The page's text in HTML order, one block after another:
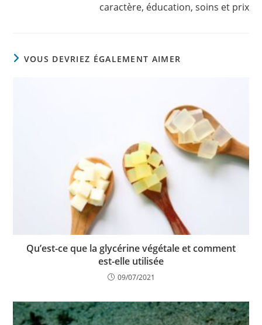
caractère, éducation, soins et prix
VOUS DEVRIEZ ÉGALEMENT AIMER
Qu’est-ce que la glycérine végétale et comment
est-elle utilisée
09/07/2021